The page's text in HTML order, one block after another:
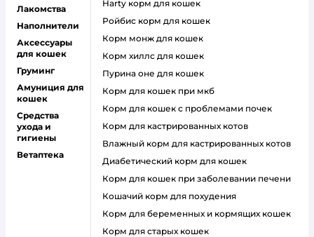
Лакомства
Наполнители
Аксессуары
для кошек
Груминг
Амуниция для
кошек
Средства
ухода и
гигиены
Ветаптека
harty корм для кошек
ройбис корм для кошек
корм монж для кошек
корм хиллс для кошек
пурина оне для кошек
корм для кошек при мкб
корм для кошек с проблемами почек
Корм для кастрированных котов
влажный корм для кастрированных котов
диабетический корм для кошек
корм для кошек при заболевании печени
кошачий корм для похудения
корм для беременных и кормящих кошек
корм для старых кошек